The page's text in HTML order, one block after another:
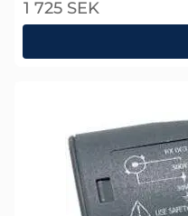
1 725 SEK
Metrix